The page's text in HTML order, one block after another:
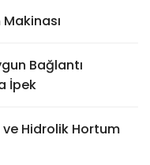
Bağlantı
İpek
Hidrolik Hortum